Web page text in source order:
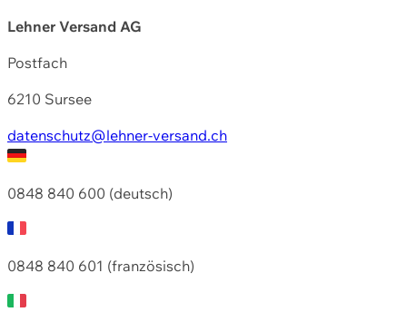
Lehner Versand AG
Postfach
6210 Sursee
datenschutz@lehner-versand.ch
0848 840 600 (deutsch)
0848 840 601 (französisch)